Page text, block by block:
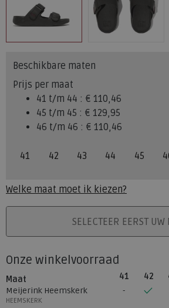
Beschikbare maten
Prijs per maat
41 t/m 44 : € 110,46
45 t/m 45 : € 129,95
46 t/m 46 : € 110,46
41 42 43 44 45
Welke maat moet ik kiezen?
PLAATS IN WINKELMANDSELECTEER EERST UW
Onze winkelvoorraad
Maat 41 42
Meijerink Heemskerk
HEEMSKERK